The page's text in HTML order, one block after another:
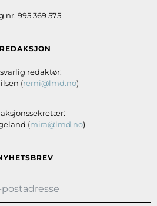
995 369 575
REDAKSJON
redaktør:
(remi@lmd.no)
(mira@lmd.no)